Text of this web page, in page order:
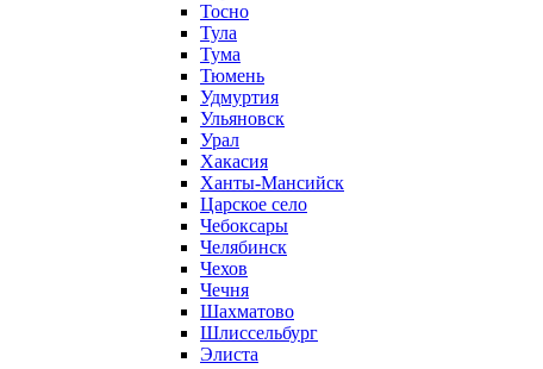
Тосно
Тула
Тума
Тюмень
Удмуртия
Ульяновск
Урал
Хакасия
Ханты-Мансийск
Царское село
Чебоксары
Челябинск
Чехов
Чечня
Шахматово
Шлиссельбург
Элиста